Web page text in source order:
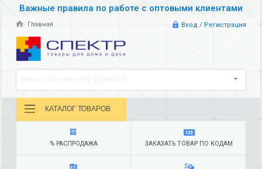
Важные правила по работе с оптовыми клиентами
Главная Вход / Регистрация
КАТАЛОГ ТОВАРОВ
% РАСПРОДАЖА ЗАКАЗАТЬ ТОВАР ПО КОДАМ